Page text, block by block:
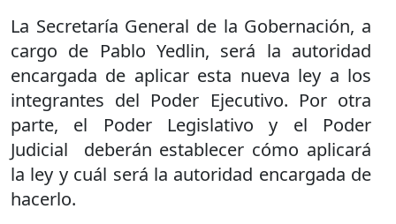
La Secretaría General de la Gobernación, a
cargo de Pablo Yedlin, será la autoridad
encargada de aplicar esta nueva ley a los
integrantes del Poder Ejecutivo. Por otra
parte, el Poder Legislativo y el Poder
Judicial deberán establecer cómo aplicará
la ley y cuál será la autoridad encargada de
hacerlo.